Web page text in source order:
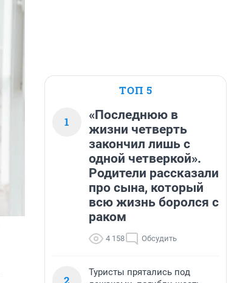
ТОП 5
1
«Последнюю в
жизни четверть
закончил лишь с
одной четверкой».
Родители рассказали
про сына, который
всю жизнь боролся с
раком
4 158 Обсудить
Туристы прятались под